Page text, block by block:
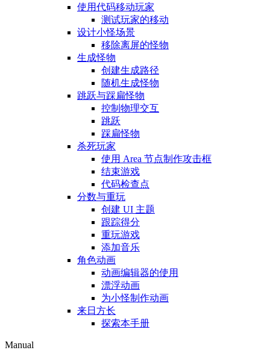
使用代码移动玩家
测试玩家的移动
设计小怪场景
移除离屏的怪物
生成怪物
创建生成路径
随机生成怪物
跳跃与踩扁怪物
控制物理交互
跳跃
踩扁怪物
杀死玩家
使用 Area 节点制作攻击框
结束游戏
代码检查点
分数与重玩
创建 UI 主题
跟踪得分
重玩游戏
添加音乐
角色动画
动画编辑器的使用
漂浮动画
为小怪制作动画
来日方长
探索本手册
Manual